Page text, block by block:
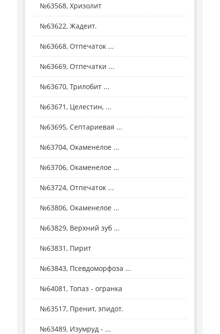
№63568, Хризолит
№63622, Жадеит.
№63668, Отпечаток ...
№63669, Отпечатки ...
№63670, Трилобит ...
№63671, Целестин, ...
№63695, Септариевая ...
№63704, Окаменелое ...
№63706, Окаменелое ...
№63724, Отпечаток ...
№63806, Окаменелое ...
№63829, Верхний зуб ...
№63831, Пирит
№63843, Псевдоморфоза ...
№64081, Топаз - огранка
№63517, Пренит, эпидот.
№63489, Изумруд - ...